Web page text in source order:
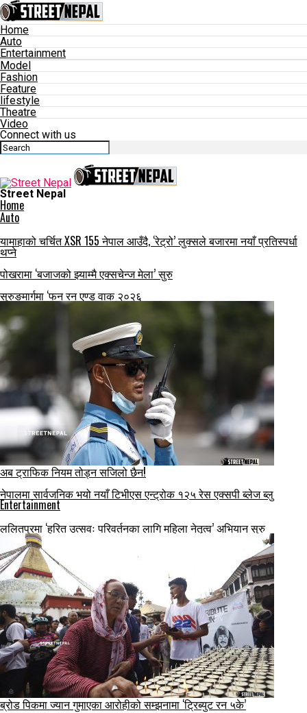
Home
Auto
Entertainment
Model
Fashion
Feature
lifestyle
Theatre
Video
Connect with us
Street Nepal
Home
Auto
यामाहाको चर्चित XSR 155 नेपाल आउँदै, ‘रेट्रो’ लुक्सले बजारमा नयाँ प्रतिस्पर्धा
थप्ने
पोखरामा ‘बजाजको झ्याम्मै एक्सचेन्ज मेला’ सुरु
सुरुङमार्गमा ‘फन रन एण्ड वाक २०२६
अब ट्राफिक नियम तोड्न सजिलो छैन!
नेपालमा सार्वजनिक भयो नयाँ टिभीएस एन्ट्रोक १२५ रेस एक्सपी ब्लेज ब्लु
Entertainment
ललितपुरमा ‘हरित उत्सवः परिवर्तनका लागि महिला नेतृत्व’ अभियान सुरु
ब्रोड पिकमा ज्यान गुमाएका आरोहीको सम्झनामा ‘ट्रिब्युट रन ५के’